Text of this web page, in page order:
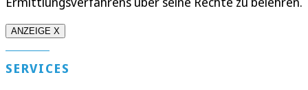
ANZEIGE X
SERVICES